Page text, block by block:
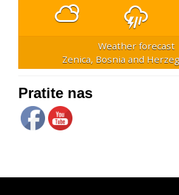
Weather forecast
Zenica, Bosnia and
Pratite nas